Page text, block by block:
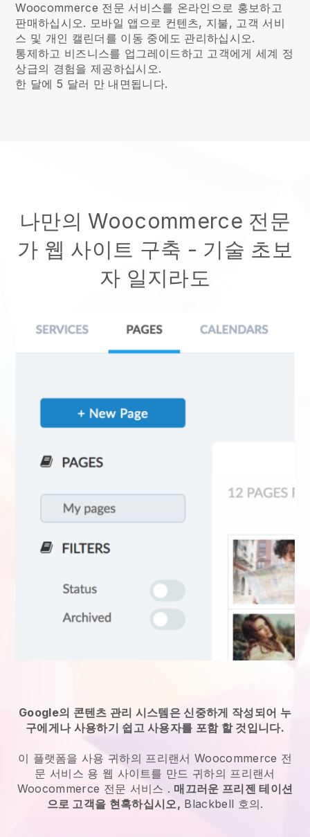
Woocommerce 전문 서비스를 온라인으로 홍보하고
판매하십시오. 모바일 앱으로 컨텐츠, 지불, 고객 서비
스 및 개인 캘린더를 이동 중에도 관리하십시오.
통제하고 비즈니스를 업그레이드하고 고객에게 세계 정
상급의 경험을 제공하십시오.
한 달에 5 달러 만 내면됩니다.
나만의 Woocommerce 전문
가 웹 사이트 구축 - 기술 초보
자 일지라도
Google의 콘텐츠 관리 시스템은 신중하게 작성되어 누
구에게나 사용하기 쉽고 사용자를 포함 할 것입니다.
이 플랫폼을 사용 귀하의 프리랜서 Woocommerce 전
문 서비스 용 웹 사이트를 만드 귀하의 프리랜서
Woocommerce 전문 서비스 . 매끄러운 프리젠 테이션
으로 고객을 현혹하십시오, Blackbell 호의.